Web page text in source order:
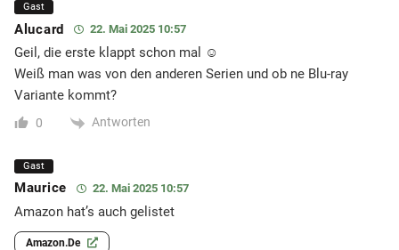
Gast
Alucard 22. Mai 2025 10:57
Geil, die erste klappt schon mal ☺️
Weiß man was von den anderen Serien und ob ne Blu-ray
Variante kommt?
0 Antworten
Gast
Maurice 22. Mai 2025 10:57
Amazon hat’s auch gelistet
Amazon.de